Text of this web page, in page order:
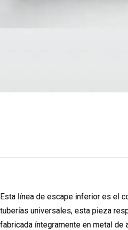
Esta línea de escape inferior es el
tuberías universales, esta pieza
fabricada íntegramente en metal